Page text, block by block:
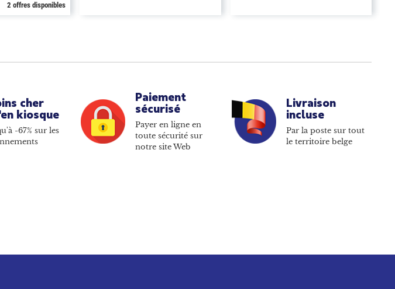
2 offres disponibles
cher
kiosque
-67% sur les
Paiement
sécurisé
Payer en ligne en
toute sécurité sur
notre site Web
Livraison
incluse
Par la poste sur tout
le territoire belge